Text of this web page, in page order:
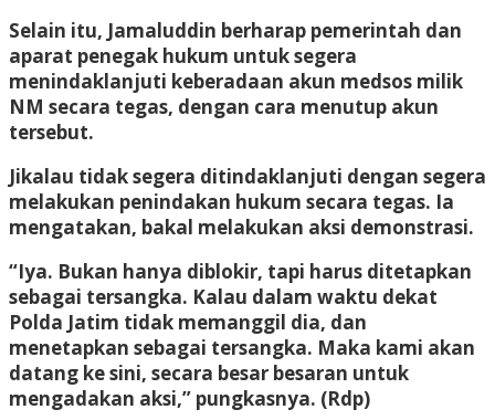
Selain itu, Jamaluddin berharap pemerintah dan
aparat penegak hukum untuk segera
menindaklanjuti keberadaan akun medsos milik
NM secara tegas, dengan cara menutup akun
tersebut.
Jikalau tidak segera ditindaklanjuti dengan segera
melakukan penindakan hukum secara tegas. Ia
mengatakan, bakal melakukan aksi demonstrasi.
“Iya. Bukan hanya diblokir, tapi harus ditetapkan
sebagai tersangka. Kalau dalam waktu dekat
Polda Jatim tidak memanggil dia, dan
menetapkan sebagai tersangka. Maka kami akan
datang ke sini, secara besar besaran untuk
mengadakan aksi,” pungkasnya. (Rdp)